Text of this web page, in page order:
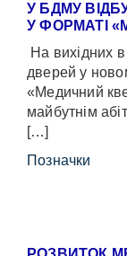
У БДМУ
У ФОРМАТІ
На вихідних
дверей у
«Медичний
майбутнім
[…]
Позначки